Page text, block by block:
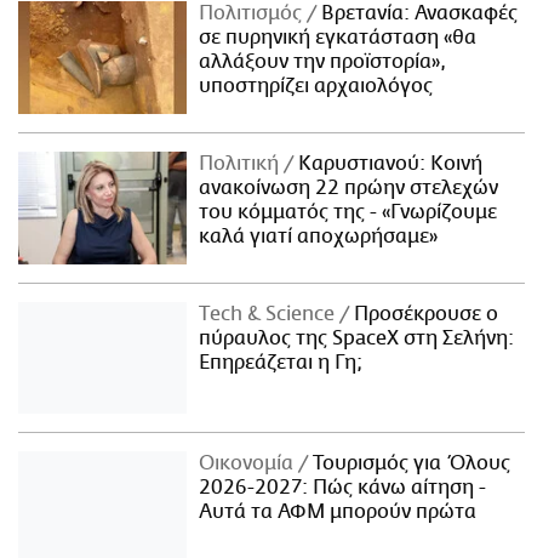
Πολιτισμός
Βρετανία: Ανασκαφές
σε πυρηνική εγκατάσταση «θα
αλλάξουν την προϊστορία»,
υποστηρίζει αρχαιολόγος
Πολιτική
Καρυστιανού: Κοινή
ανακοίνωση 22 πρώην στελεχών
του κόμματός της - «Γνωρίζουμε
καλά γιατί αποχωρήσαμε»
Τech & Science
Προσέκρουσε ο
πύραυλος της SpaceX στη Σελήνη:
Επηρεάζεται η Γη;
Οικονομία
Τουρισμός για Όλους
2026-2027: Πώς κάνω αίτηση -
Αυτά τα ΑΦΜ μπορούν πρώτα